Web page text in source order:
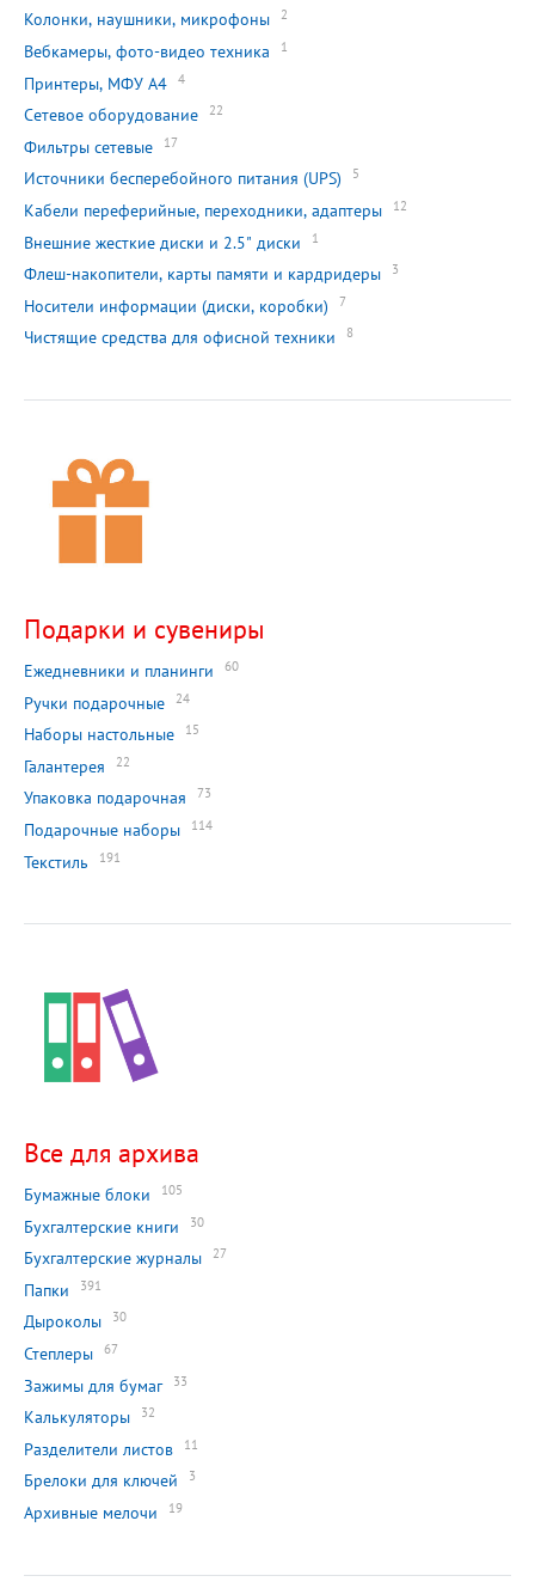
Колонки, наушники, микрофоны 2
Вебкамеры, фото-видео техника 1
Принтеры, МФУ А4 4
Сетевое оборудование 22
Фильтры сетевые 17
Источники бесперебойного питания (UPS) 5
Кабели переферийные, переходники, адаптеры 12
Внешние жесткие диски и 2.5" диски 1
Флеш-накопители, карты памяти и кардридеры 3
Носители информации (диски, коробки) 7
Чистящие средства для офисной техники 8
Подарки и сувениры
Ежедневники и планинги 60
Ручки подарочные 24
Наборы настольные 15
Галантерея 22
Упаковка подарочная 73
Подарочные наборы 114
Текстиль 191
Все для архива
Бумажные блоки 105
Бухгалтерские книги 30
Бухгалтерские журналы 27
Папки 391
Дыроколы 30
Степлеры 67
Зажимы для бумаг 33
Калькуляторы 32
Разделители листов 11
Брелоки для ключей 3
Архивные мелочи 19